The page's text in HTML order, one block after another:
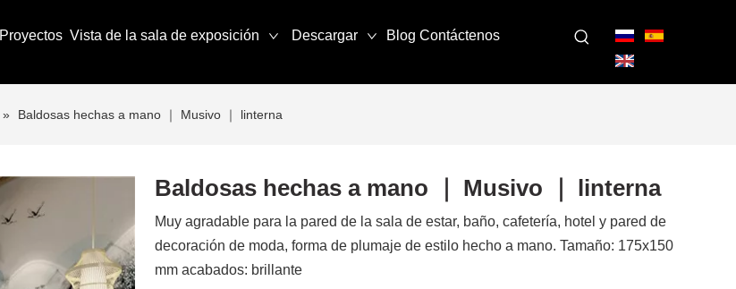
Proyectos Vista de la sala de exposición Descargar Blog Contáctenos
» Baldosas hechas a mano ｜ Musivo ｜ linterna
Baldosas hechas a mano ｜ Musivo ｜ linterna
Muy agradable para la pared de la sala de estar, baño, cafetería, hotel y pared de
decoración de moda, forma de plumaje de estilo hecho a mano. Tamaño: 175x150
mm acabados: brillante